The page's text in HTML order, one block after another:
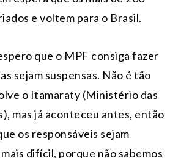
e voltem para o Brasil.
que o MPF consiga fazer
sejam suspensas. Não é tão
o Itamaraty (Ministério das
mas já aconteceu antes, então
os responsáveis sejam
difícil, porque não sabemos